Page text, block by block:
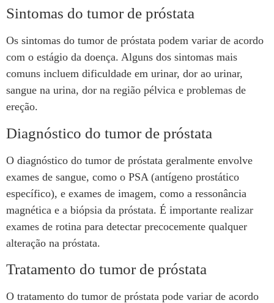
Sintomas do tumor de próstata
Os sintomas do tumor de próstata podem variar de acordo
com o estágio da doença. Alguns dos sintomas mais
comuns incluem dificuldade em urinar, dor ao urinar,
sangue na urina, dor na região pélvica e problemas de
ereção.
Diagnóstico do tumor de próstata
O diagnóstico do tumor de próstata geralmente envolve
exames de sangue, como o PSA (antígeno prostático
específico), e exames de imagem, como a ressonância
magnética e a biópsia da próstata. É importante realizar
exames de rotina para detectar precocemente qualquer
alteração na próstata.
Tratamento do tumor de próstata
O tratamento do tumor de próstata pode variar de acordo